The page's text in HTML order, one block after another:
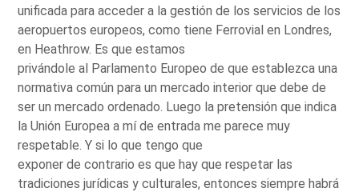
unificada para acceder a la gestión de los servicios de los
aeropuertos europeos, como tiene Ferrovial en Londres,
en Heathrow. Es que estamos
privándole al Parlamento Europeo de que establezca una
normativa común para un mercado interior que debe de
ser un mercado ordenado. Luego la pretensión que indica
la Unión Europea a mí de entrada me parece muy
respetable. Y si lo que tengo que
exponer de contrario es que hay que respetar las
tradiciones jurídicas y culturales, entonces siempre habrá